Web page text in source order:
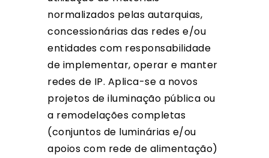
normalizados pelas autarquias,
concessionárias das redes e/ou
entidades com responsabilidade
de implementar, operar e manter
redes de IP. Aplica-se a novos
projetos de iluminação pública ou
a remodelações completas
(conjuntos de luminárias e/ou
apoios com rede de alimentação)